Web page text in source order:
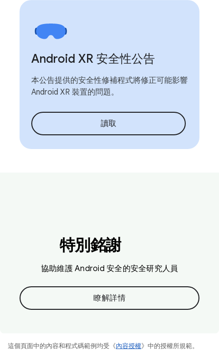
Android XR 安全性公告
本公告提供的安全性修補程式將修正可能影響
Android XR 裝置的問題。
讀取
特別銘謝
協助維護 Android 安全的安全研究人員
瞭解詳情
這個頁面中的內容和程式碼範例均受《內容授權》中的授權所規範。